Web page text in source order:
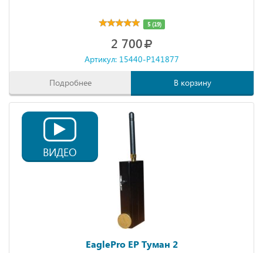
5 (19)
2 700
Артикул: 15440-P141877
Подробнее В корзину
ВИДЕО
EaglePro EP Туман 2